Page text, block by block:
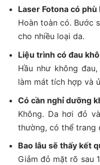
Laser Fotona có
Hoàn toàn có. Bước
cho nhiều loại da.
Liệu trình có đau
Hầu như không
làm mát tích hợp và
Có cần nghỉ dưỡng
Không. Da hơi đỏ
thường, có thể trang
Bao lâu sẽ thấy kết
Giảm đỏ mặt rõ sau